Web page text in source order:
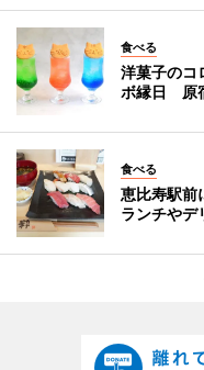
食べる
洋菓子のコ
ボ縁日 原
食べる
恵比寿駅前
ランチやデ